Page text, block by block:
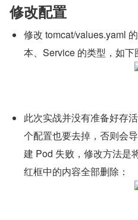
修改配置
修改 tomcat/values.yaml
本、Service 的类型，如下
此次实战并没有准备好存
个配置也要去掉，否则会
建 Pod 失败，修改方法是
红框中的内容全部删除：